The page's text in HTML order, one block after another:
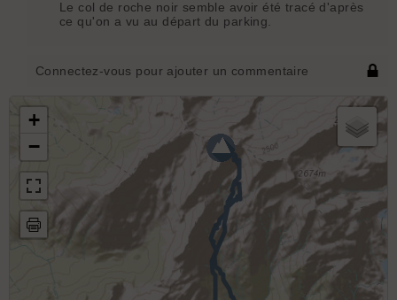
Le col de roche noir semble avoir été tracé d'après
ce qu'on a vu au départ du parking.
Connectez-vous pour ajouter un commentaire
+
−